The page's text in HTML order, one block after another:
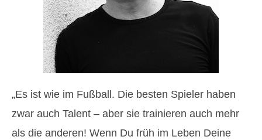
„Es ist wie im Fußball. Die besten Spieler haben
zwar auch Talent – aber sie trainieren auch mehr
als die anderen! Wenn Du früh im Leben Deine